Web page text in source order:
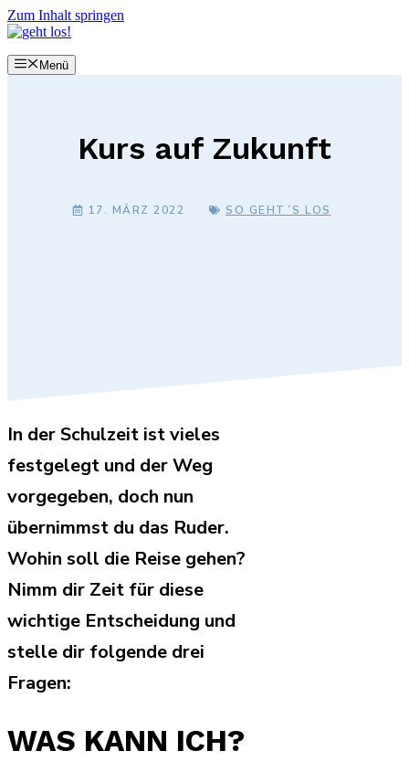
Zum Inhalt springen
Menü
Kurs auf Zukunft
17. MÄRZ 2022 SO GEHT´S LOS
In der Schulzeit ist vieles
festgelegt und der Weg
vorgegeben, doch nun
übernimmst du das Ruder.
Wohin soll die Reise gehen?
Nimm dir Zeit für diese
wichtige Entscheidung und
stelle dir folgende drei
Fragen:
WAS KANN ICH?